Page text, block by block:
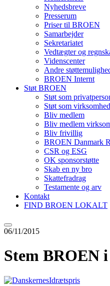
Nyhedsbreve
Presserum
Priser til BROEN
Samarbejder
Sekretariatet
Vedtægter og
Videnscenter
Andre
BROEN Internt
Støt BROEN
Støt som
Støt som virksomhed
Bliv medlem
Bliv medlem
Bliv frivillig
BROEN Danmark
CSR og ESG
OK sponsorstøtte
Skab en ny bro
Skattefradrag
Testamente og arv
Kontakt
FIND BROEN LOKALT
06/11/2015
Stem BROEN